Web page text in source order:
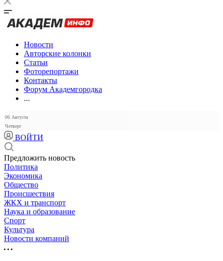
Новости
Авторские колонки
Статьи
Фоторепортажи
Контакты
Форум Академгородка
...
06 Августа
Четверг
ВОЙТИ
Предложить новость
Политика
Экономика
Общество
Происшествия
ЖКХ и транспорт
Наука и образование
Спорт
Культура
Новости компаний